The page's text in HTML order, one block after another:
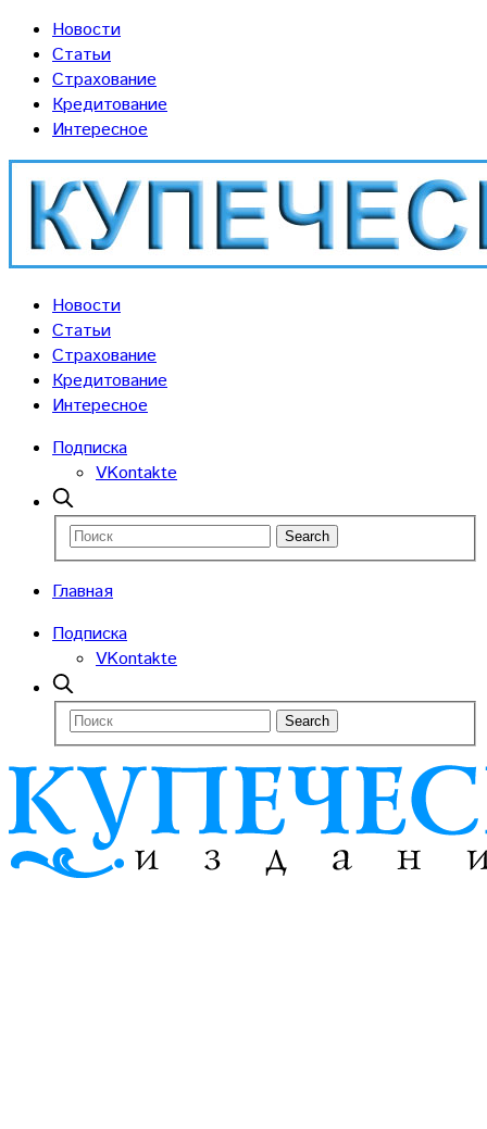
Новости
Статьи
Страхование
Кредитование
Интересное
Новости
Статьи
Страхование
Кредитование
Интересное
Подписка
VKontakte
Главная
Подписка
VKontakte